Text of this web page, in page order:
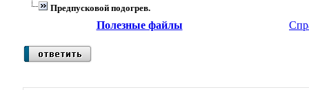
Предпусковой подогрев.
Полезные файлы